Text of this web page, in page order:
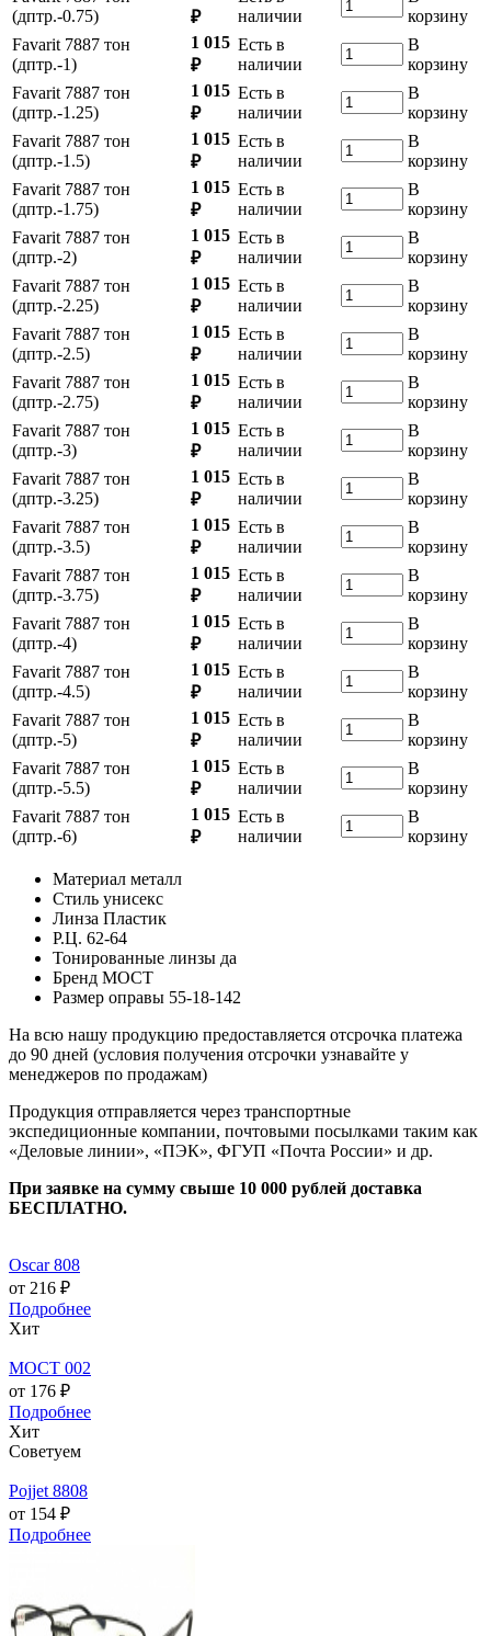
(дптр.-0.75)
₽
наличии
корзину
Favarit 7887 тон
(дптр.-1)
1 015
₽
Есть в
наличии
В
корзину
Favarit 7887 тон
(дптр.-1.25)
1 015
₽
Есть в
наличии
В
корзину
Favarit 7887 тон
(дптр.-1.5)
1 015
₽
Есть в
наличии
В
корзину
Favarit 7887 тон
(дптр.-1.75)
1 015
₽
Есть в
наличии
В
корзину
Favarit 7887 тон
(дптр.-2)
1 015
₽
Есть в
наличии
В
корзину
Favarit 7887 тон
(дптр.-2.25)
1 015
₽
Есть в
наличии
В
корзину
Favarit 7887 тон
(дптр.-2.5)
1 015
₽
Есть в
наличии
В
корзину
Favarit 7887 тон
(дптр.-2.75)
1 015
₽
Есть в
наличии
В
корзину
Favarit 7887 тон
(дптр.-3)
1 015
₽
Есть в
наличии
В
корзину
Favarit 7887 тон
(дптр.-3.25)
1 015
₽
Есть в
наличии
В
корзину
Favarit 7887 тон
(дптр.-3.5)
1 015
₽
Есть в
наличии
В
корзину
Favarit 7887 тон
(дптр.-3.75)
1 015
₽
Есть в
наличии
В
корзину
Favarit 7887 тон
(дптр.-4)
1 015
₽
Есть в
наличии
В
корзину
Favarit 7887 тон
(дптр.-4.5)
1 015
₽
Есть в
наличии
В
корзину
Favarit 7887 тон
(дптр.-5)
1 015
₽
Есть в
наличии
В
корзину
Favarit 7887 тон
(дптр.-5.5)
1 015
₽
Есть в
наличии
В
корзину
Favarit 7887 тон
(дптр.-6)
1 015
₽
Есть в
наличии
В
корзину
Материал металл
Стиль унисекс
Линза Пластик
Р.Ц. 62-64
Тонированные линзы да
Бренд МОСТ
Размер оправы 55-18-142
На всю нашу продукцию предоставляется отсрочка платежа
до 90 дней (условия получения отсрочки узнавайте у
менеджеров по продажам)
Продукция отправляется через транспортные
экспедиционные компании, почтовыми посылками таким как
«Деловые линии», «ПЭК», ФГУП «Почта России» и др.
При заявке на сумму свыше 10 000 рублей доставка
БЕСПЛАТНО.
Oscar 808
от 216 ₽
Подробнее
Хит
МОСТ 002
от 176 ₽
Подробнее
Хит
Советуем
Pojjet 8808
от 154 ₽
Подробнее